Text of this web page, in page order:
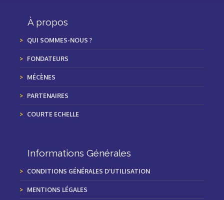
À propos
QUI SOMMES-NOUS ?
FONDATEURS
MÉCÈNES
PARTENAIRES
COURTE ECHELLE
Informations Générales
CONDITIONS GÉNÉRALES D'UTILISATION
MENTIONS LÉGALES